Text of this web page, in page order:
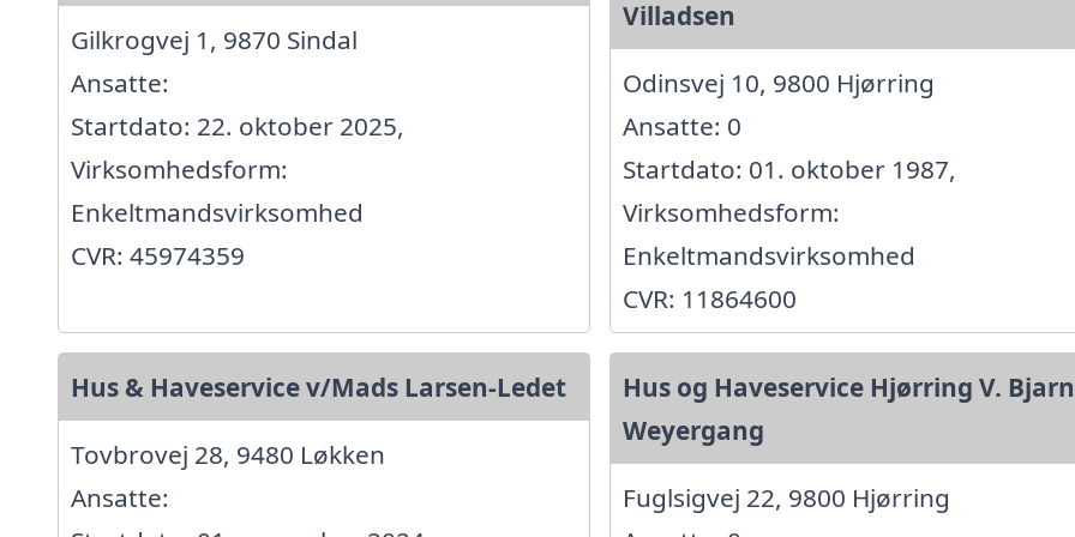
Gilkrogvej 1, 9870 Sindal
Ansatte:
Startdato: 22. oktober 2025,
Virksomhedsform:
Enkeltmandsvirksomhed
CVR: 45974359
Villadsen
Odinsvej 10, 9800 Hjørring
Ansatte: 0
Startdato: 01. oktober 1987,
Virksomhedsform:
Enkeltmandsvirksomhed
CVR: 11864600
Hus & Haveservice v/Mads Larsen-Ledet
Tovbrovej 28, 9480 Løkken
Ansatte:
Hus og Haveservice Hjørring V.
Weyergang
Fuglsigvej 22, 9800 Hjørring